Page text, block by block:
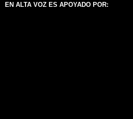
EN ALTA VOZ ES APOYADO POR: